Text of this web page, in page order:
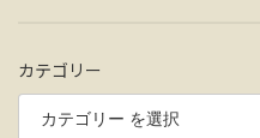
カテゴリー